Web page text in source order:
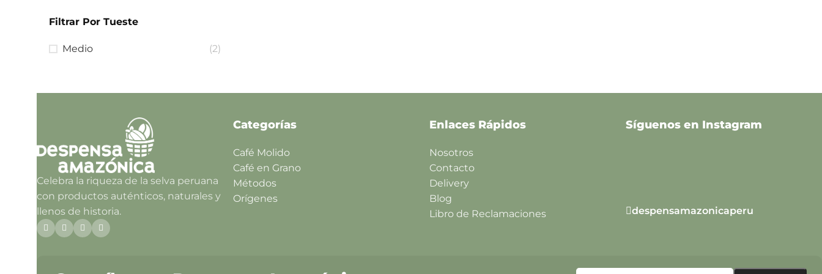
Filtrar Por Tueste
Medio (2)
Celebra la riqueza de la selva peruana
con productos auténticos, naturales y
llenos de historia.
Categorías
Café Molido
Café en Grano
Métodos
Orígenes
Enlaces Rápidos
Nosotros
Contacto
Delivery
Blog
Libro de Reclamaciones
Síguenos en Instagram
despensamazonicaperu